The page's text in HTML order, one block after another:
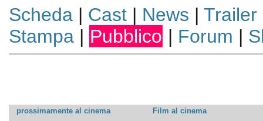
Scheda| Cast| News | Trailer
Stampa| Pubblico | Forum |
prossimamente al cinema
Film al cinema